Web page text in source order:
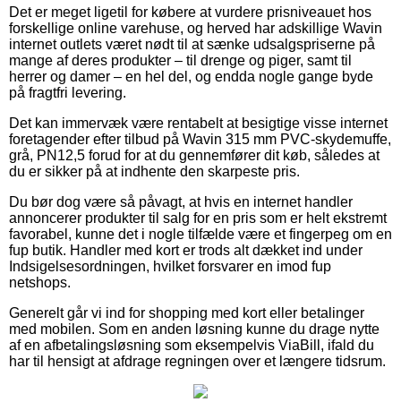
Det er meget ligetil for købere at vurdere prisniveauet hos
forskellige online varehuse, og herved har adskillige Wavin
internet outlets været nødt til at sænke udsalgspriserne på
mange af deres produkter – til drenge og piger, samt til
herrer og damer – en hel del, og endda nogle gange byde
på fragtfri levering.
Det kan immervæk være rentabelt at besigtige visse internet
foretagender efter tilbud på Wavin 315 mm PVC-skydemuffe,
grå, PN12,5 forud for at du gennemfører dit køb, således at
du er sikker på at indhente den skarpeste pris.
Du bør dog være så påvagt, at hvis en internet handler
annoncerer produkter til salg for en pris som er helt ekstremt
favorabel, kunne det i nogle tilfælde være et fingerpeg om en
fup butik. Handler med kort er trods alt dækket ind under
Indsigelsesordningen, hvilket forsvarer en imod fup
netshops.
Generelt går vi ind for shopping med kort eller betalinger
med mobilen. Som en anden løsning kunne du drage nytte
af en afbetalingsløsning som eksempelvis ViaBill, ifald du
har til hensigt at afdrage regningen over et længere tidsrum.